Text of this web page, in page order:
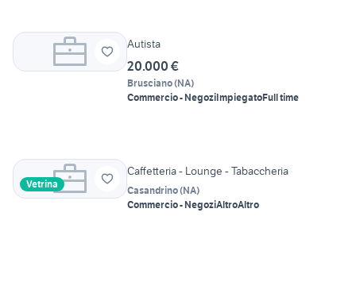
Autista
20.000 €
Brusciano(NA)
Commercio - NegoziImpiegatoFull time
Vetrina
Caffetteria - Lounge - Tabaccheria
Casandrino(NA)
Commercio - NegoziAltroAltro